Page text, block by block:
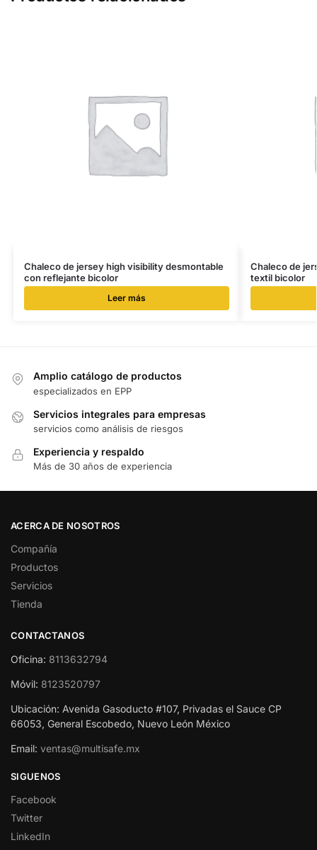
Chaleco de jersey high visibility desmontable
con reflejante bicolor
Leer más
Chaleco de
textil bicolor
Amplio catálogo de productos
especializados en EPP
Servicios integrales para empresas
servicios como análisis de riesgos
Experiencia y respaldo
Más de 30 años de experiencia
ACERCA DE NOSOTROS
Compañía
Productos
Servicios
Tienda
CONTACTANOS
Oficina: 8113632794
Móvil: 8123520797
Ubicación: Avenida Gasoducto #107, Privadas el Sauce CP
66053, General Escobedo, Nuevo León México
Email: ventas@multisafe.mx
SIGUENOS
Facebook
Twitter
LinkedIn